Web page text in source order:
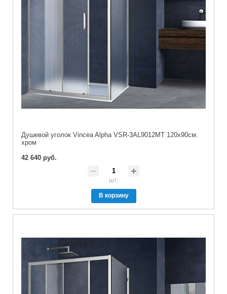
Душевой уголок Vincea Alpha VSR-3AL9012MT 120х90см.
хром
42 640 руб.
шт.
В корзину